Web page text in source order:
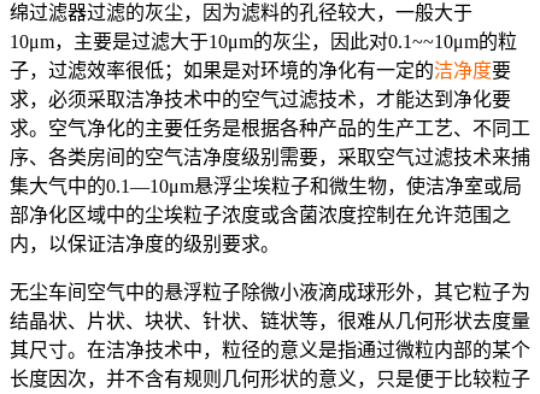
绵过滤器过滤的灰尘，因为滤料的孔径较大，一般大于
10μm，主要是过滤大于10μm的灰尘，因此对0.1~~10μm的粒
子，过滤效率很低；如果是对环境的净化有一定的洁净度要
求，必须采取洁净技术中的空气过滤技术，才能达到净化要
求。空气净化的主要任务是根据各种产品的生产工艺、不同工
序、各类房间的空气洁净度级别需要，采取空气过滤技术来捕
集大气中的0.1—10μm悬浮尘埃粒子和微生物，使洁净室或局
部净化区域中的尘埃粒子浓度或含菌浓度控制在允许范围之
内，以保证洁净度的级别要求。
无尘车间空气中的悬浮粒子除微小液滴成球形外，其它粒子为
结晶状、片状、块状、针状、链状等，很难从几何形状去度量
其尺寸。在洁净技术中，粒径的意义是指通过微粒内部的某个
长度因次，并不含有规则几何形状的意义，只是便于比较粒子